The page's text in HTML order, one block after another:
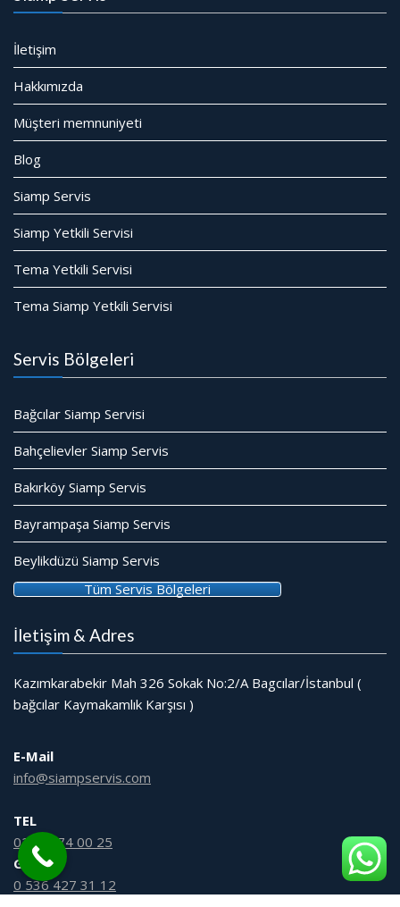
İletişim
Hakkımızda
Müşteri memnuniyeti
Blog
Siamp Servis
Siamp Yetkili Servisi
Tema Yetkili Servisi
Tema Siamp Yetkili Servisi
Servis Bölgeleri
Bağcılar Siamp Servisi
Bahçelievler Siamp Servis
Bakırköy Siamp Servis
Bayrampaşa Siamp Servis
Beylikdüzü Siamp Servis
Tüm Servis Bölgeleri
İletişim & Adres
Kazımkarabekir Mah 326 Sokak No:2/A Bagcılar/İstanbul (
bağcılar Kaymakamlık Karşısı )
E-Mail
info@siampservis.com
TEL
0212 474 00 25
GSM
0 536 427 31 12